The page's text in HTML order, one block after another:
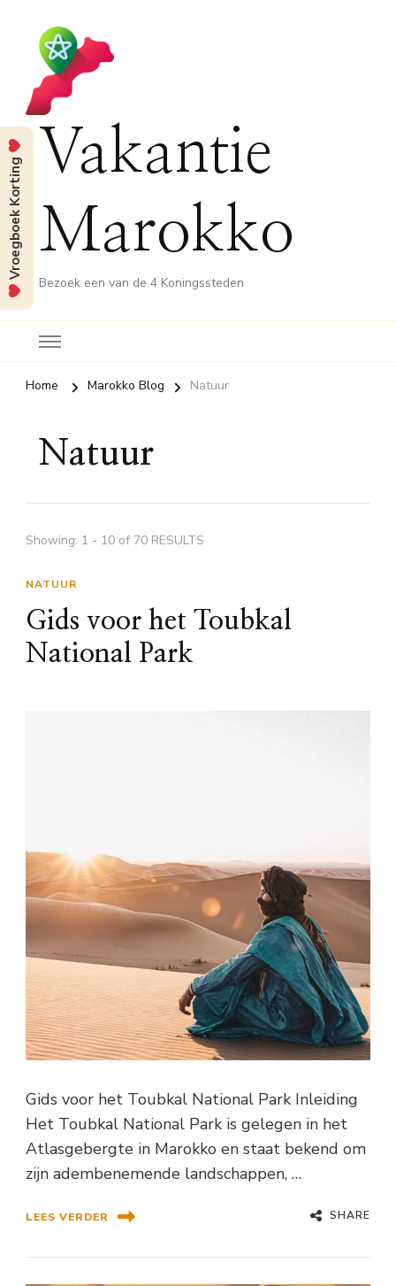
Vakantie
Marokko
Bezoek een van de 4 Koningssteden
Home Marokko Blog Natuur
Natuur
Showing: 1 - 10 of 70 RESULTS
NATUUR
Gids voor het Toubkal
National Park
Gids voor het Toubkal National Park Inleiding
Het Toubkal National Park is gelegen in het
Atlasgebergte in Marokko en staat bekend om
zijn adembenemende landschappen, …
LEES VERDER SHARE
Vroegboek Korting